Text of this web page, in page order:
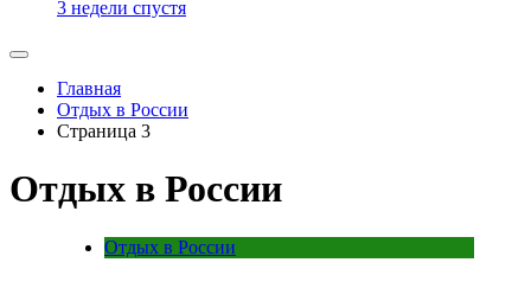
3 недели спустя
Главная
Отдых в России
Страница 3
Отдых в России
Отдых в России